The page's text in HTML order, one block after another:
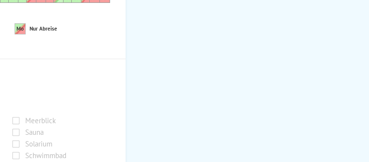
Mo Nur Abreise
Meerblick
Sauna
Solarium
Schwimmbad